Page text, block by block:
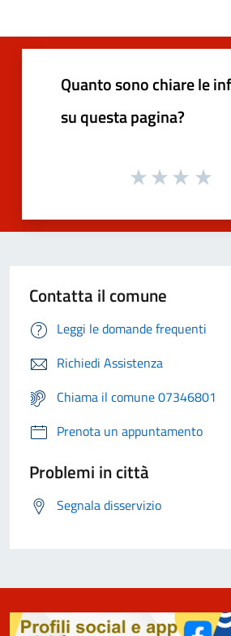
Quanto sono chiare le
su questa pagina?
Contatta il comune
Leggi le domande frequenti
Richiedi Assistenza
Chiama il comune 07346801
Prenota un appuntamento
Problemi in città
Segnala disservizio